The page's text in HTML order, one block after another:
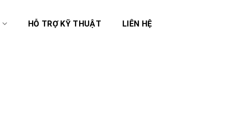
HỖ TRỢ KỸ THUẬT LIÊN HỆ